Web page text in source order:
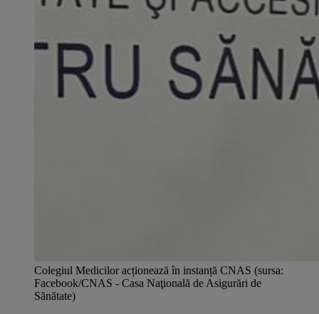
Colegiul Medicilor acționează în instanță CNAS (sursa:
Facebook/CNAS - Casa Naţională de Asigurări de
Sănătate)